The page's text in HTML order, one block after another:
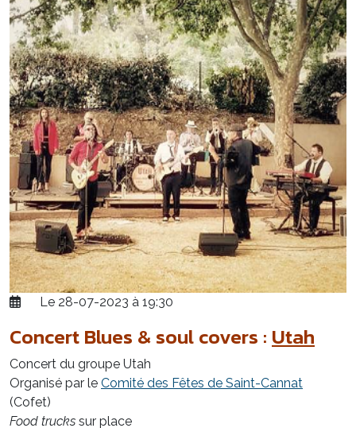
Le 28-07-2023 à 19:30
Concert Blues & soul covers : Utah
Concert du groupe Utah
Organisé par le Comité des Fêtes de Saint-Cannat
(Cofet)
Food trucks sur place